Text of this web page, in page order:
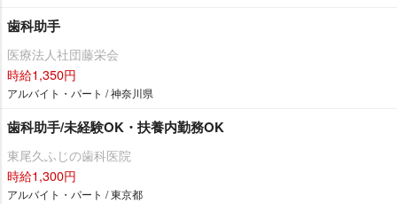
歯科助手
医療法人社団藤栄会
時給1,350円
アルバイト・パート / 神奈川県
歯科助手/未経験OK・扶養内勤務OK
東尾久ふじの歯科医院
時給1,300円
アルバイト・パート / 東京都